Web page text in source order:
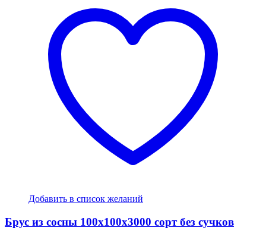
Добавить в список желаний
Брус из сосны 100x100x3000 сорт без сучков